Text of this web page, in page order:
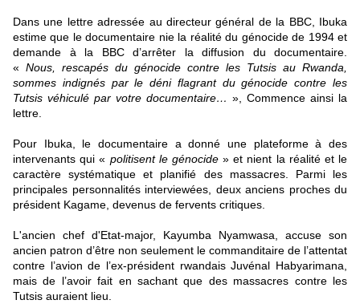
Dans une lettre adressée au directeur général de la BBC, Ibuka
estime que le documentaire nie la réalité du génocide de 1994 et
demande à la BBC d’arrêter la diffusion du documentaire.
« Nous, rescapés du génocide contre les Tutsis au Rwanda,
sommes indignés par le déni flagrant du génocide contre les
Tutsis véhiculé par votre documentaire… », Commence ainsi la
lettre.
Pour Ibuka, le documentaire a donné une plateforme à des
intervenants qui « politisent le génocide» et nient la réalité et le
caractère systématique et planifié des massacres. Parmi les
principales personnalités interviewées, deux anciens proches du
président Kagame, devenus de fervents critiques.
L'ancien chef d'Etat-major, Kayumba Nyamwasa, accuse son
ancien patron d’être non seulement le commanditaire de l’attentat
contre l’avion de l’ex-président rwandais Juvénal Habyarimana,
mais de l’avoir fait en sachant que des massacres contre les
Tutsis auraient lieu.